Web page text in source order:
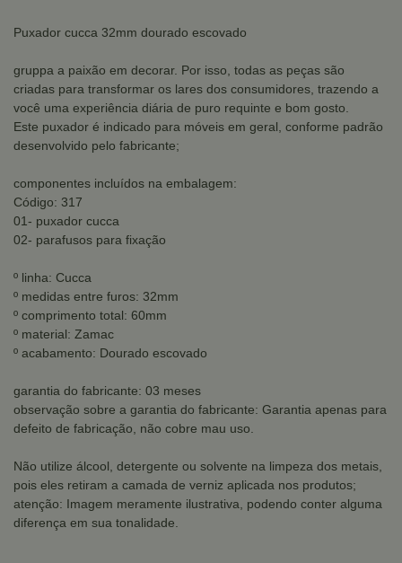
Puxador cucca 32mm dourado escovado
gruppa a paixão em decorar. Por isso, todas as peças são
criadas para transformar os lares dos consumidores, trazendo a
você uma experiência diária de puro requinte e bom gosto.
Este puxador é indicado para móveis em geral, conforme padrão
desenvolvido pelo fabricante;
componentes incluídos na embalagem:
Código: 317
01- puxador cucca
02- parafusos para fixação
º linha: Cucca
º medidas entre furos: 32mm
º comprimento total: 60mm
º material: Zamac
º acabamento: Dourado escovado
garantia do fabricante: 03 meses
observação sobre a garantia do fabricante: Garantia apenas para
defeito de fabricação, não cobre mau uso.
Não utilize álcool, detergente ou solvente na limpeza dos metais,
pois eles retiram a camada de verniz aplicada nos produtos;
atenção: Imagem meramente ilustrativa, podendo conter alguma
diferença em sua tonalidade.